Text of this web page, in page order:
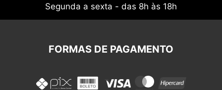
Segunda a sexta - das 8h às 18h
FORMAS DE PAGAMENTO